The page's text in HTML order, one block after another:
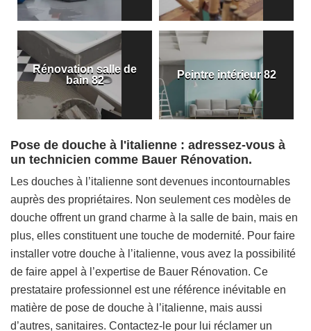
Rénovation salle de
bain 82
Peintre intérieur 82
Pose de douche à l'italienne : adressez-vous à
un technicien comme Bauer Rénovation.
Les douches à l’italienne sont devenues incontournables
auprès des propriétaires. Non seulement ces modèles de
douche offrent un grand charme à la salle de bain, mais en
plus, elles constituent une touche de modernité. Pour faire
installer votre douche à l’italienne, vous avez la possibilité
de faire appel à l’expertise de Bauer Rénovation. Ce
prestataire professionnel est une référence inévitable en
matière de pose de douche à l’italienne, mais aussi
d’autres, sanitaires. Contactez-le pour lui réclamer un